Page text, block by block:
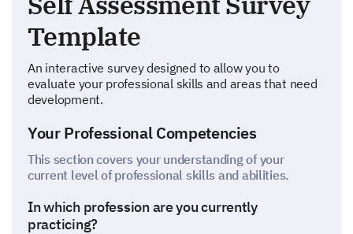
Template
An interactive survey designed to allow you to
evaluate your professional skills and areas that need
development.
Your Professional Competencies
This section covers your understanding of your
current level of professional skills and abilities.
In which profession are you currently
practicing?